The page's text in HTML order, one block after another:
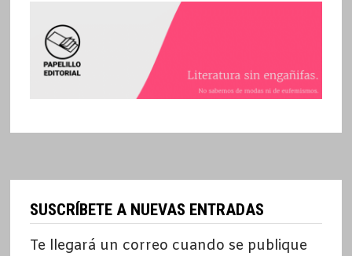
SUSCRÍBETE A NUEVAS ENTRADAS
Te llegará un correo cuando se publique